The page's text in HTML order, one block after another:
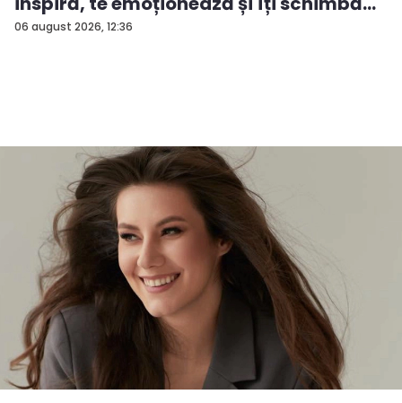
06 august 2026, 12:36
perspectiva